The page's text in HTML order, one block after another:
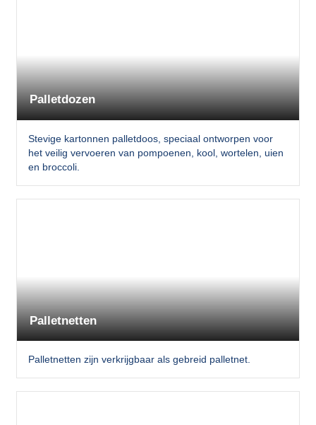
Palletdozen
Stevige kartonnen palletdoos, speciaal ontworpen voor
het veilig vervoeren van pompoenen, kool, wortelen, uien
en broccoli.
Palletnetten
Palletnetten zijn verkrijgbaar als gebreid palletnet.